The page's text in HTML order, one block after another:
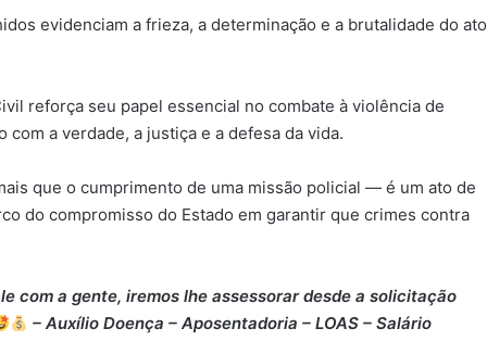
evidenciam a frieza, a determinação e a brutalidade do ato
reforça seu papel essencial no combate à violência de
a verdade, a justiça e a defesa da vida.
que o cumprimento de uma missão policial — é um ato de
do compromisso do Estado em garantir que crimes contra
com a gente, iremos lhe assessorar desde a solicitação
– Auxílio Doença – ⁠Aposentadoria – ⁠LOAS – ⁠Salário